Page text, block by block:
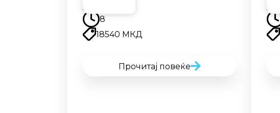
8
18540 МКД
Прочитај повеќе